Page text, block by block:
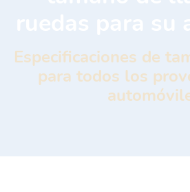
Especificaciones de
para todos los